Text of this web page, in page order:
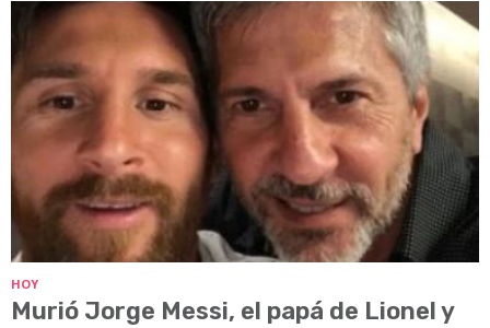
HOY
Murió Jorge Messi, el papá de Lionel y